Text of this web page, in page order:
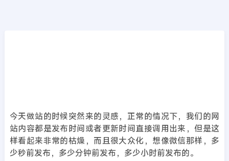
今天做站的时候突然来的灵感，正常的情况下，我们的网
站内容都是发布时间或者更新时间直接调用出来，但是这
样看起来非常的枯燥，而且很大众化，想像微信那样，多
少秒前发布，多少分钟前发布，多少小时前发布的。